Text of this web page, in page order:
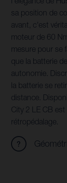
sa position de
avant, c'est
moteur de 60
mesure pour se
que la batterie
autonomie.
la batterie se
distance.
City 2 LE CB
rétropédalage.